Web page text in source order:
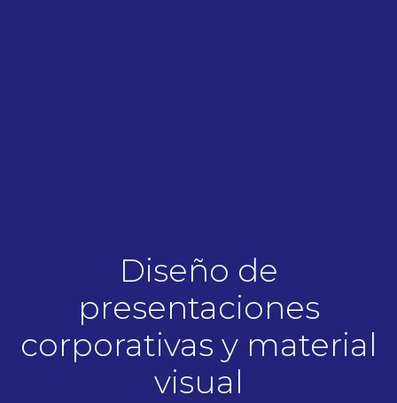
Diseño de
presentaciones
corporativas y material
visual